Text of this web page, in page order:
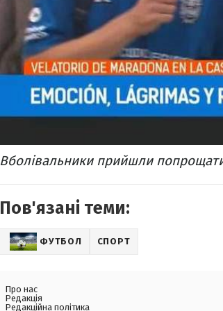
Вболівальники прийшли
Пов'язані теми:
ФУТБОЛ СПОРТ
Про нас
Редакція
Редакційна політика